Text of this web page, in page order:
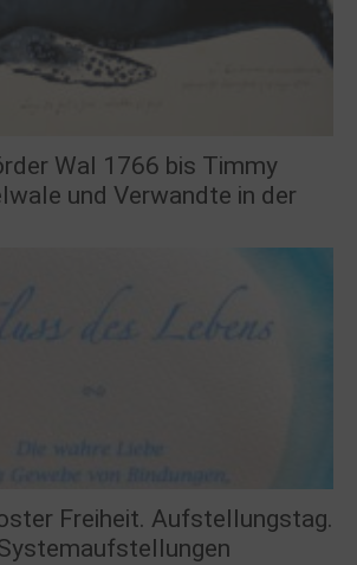
Wal 1766 bis Timmy
und Verwandte in der
Freiheit. Aufstellungstag.